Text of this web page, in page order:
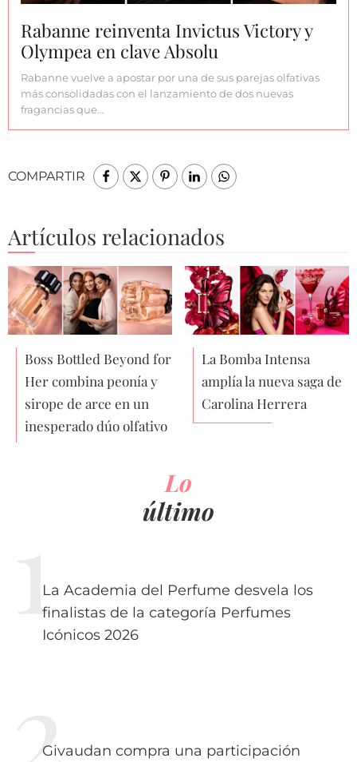
Rabanne reinventa Invictus Victory y
Olympea en clave Absolu
Rabanne vuelve a apostar por una de sus parejas olfativas
más consolidadas con el lanzamiento de dos nuevas
fragancias que…
COMPARTIR
Artículos relacionados
Boss Bottled Beyond for
Her combina peonía y
sirope de arce en un
inesperado dúo olfativo
La Bomba Intensa
amplía la nueva saga de
Carolina Herrera
Lo
último
La Academia del Perfume desvela los
finalistas de la categoría Perfumes
Icónicos 2026
Givaudan compra una participación